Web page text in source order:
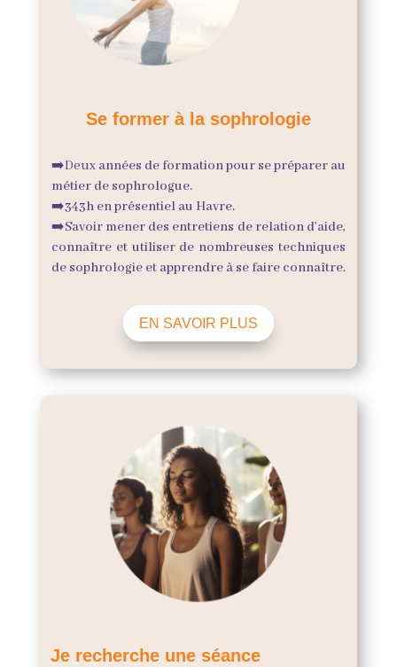
Se former à la sophrologie
➡️Deuxannées de formation pour se préparer au
métier de sophrologue.
➡️343h en présentiel au Havre.
➡️Savoir mener des entretiens de relation d’aide,
connaître et utiliser de nombreuses techniques
de sophrologie et apprendre à se faire connaître.
EN SAVOIR PLUS
Je recherche une séance